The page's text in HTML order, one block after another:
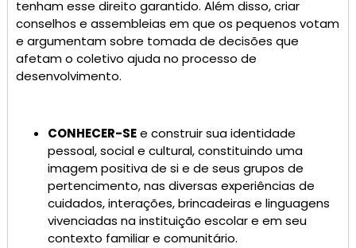
tenham esse direito garantido. Além disso, criar
conselhos e assembleias em que os pequenos votam
e argumentam sobre tomada de decisões que
afetam o coletivo ajuda no processo de
desenvolvimento.
CONHECER-SEe construir sua identidade
pessoal, social e cultural, constituindo uma
imagem positiva de si e de seus grupos de
pertencimento, nas diversas experiências de
cuidados, interações, brincadeiras e linguagens
vivenciadas na instituição escolar e em seu
contexto familiar e comunitário.